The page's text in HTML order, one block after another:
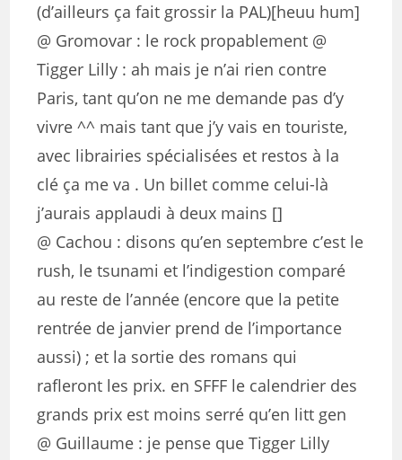
(d’ailleurs ça fait grossir la PAL)[heuu hum]
@ Gromovar : le rock propablement @
Tigger Lilly : ah mais je n’ai rien contre
Paris, tant qu’on ne me demande pas d’y
vivre ^^ mais tant que j’y vais en touriste,
avec librairies spécialisées et restos à la
clé ça me va . Un billet comme celui-là
j’aurais applaudi à deux mains []
@ Cachou : disons qu’en septembre c’est le
rush, le tsunami et l’indigestion comparé
au reste de l’année (encore que la petite
rentrée de janvier prend de l’importance
aussi) ; et la sortie des romans qui
rafleront les prix. en SFFF le calendrier des
grands prix est moins serré qu’en litt gen
@ Guillaume : je pense que Tigger Lilly